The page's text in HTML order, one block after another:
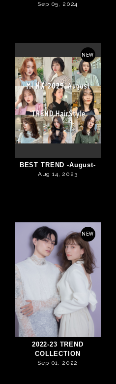
Sep 05, 2024
NEW
BEST TREND -August-
Aug 14, 2023
NEW
2022-23 TREND
COLLECTION
Sep 01, 2022